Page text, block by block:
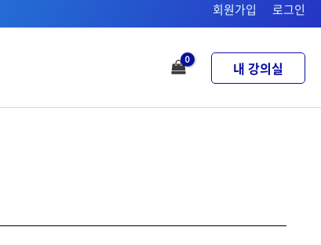
회원가입 로그인
내 강의실